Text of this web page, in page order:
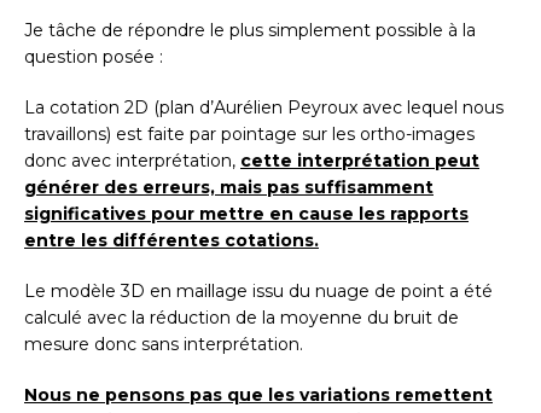
Je tâche de répondre le plus simplement possible à la
question posée :
La cotation 2D (plan d’Aurélien Peyroux avec lequel nous
travaillons) est faite par pointage sur les ortho-images
donc avec interprétation, cette interprétation peut
générer des erreurs, mais pas suffisamment
significatives pour mettre en cause les rapports
entre les différentes cotations.
Le modèle 3D en maillage issu du nuage de point a été
calculé avec la réduction de la moyenne du bruit de
mesure donc sans interprétation.
Nous ne pensons pas que les variations remettent